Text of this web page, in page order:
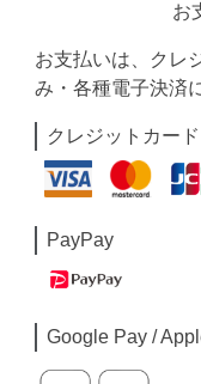
お
お支払いは、クレ
み・各種電子決済
クレジットカード
PayPay
Google Pay /